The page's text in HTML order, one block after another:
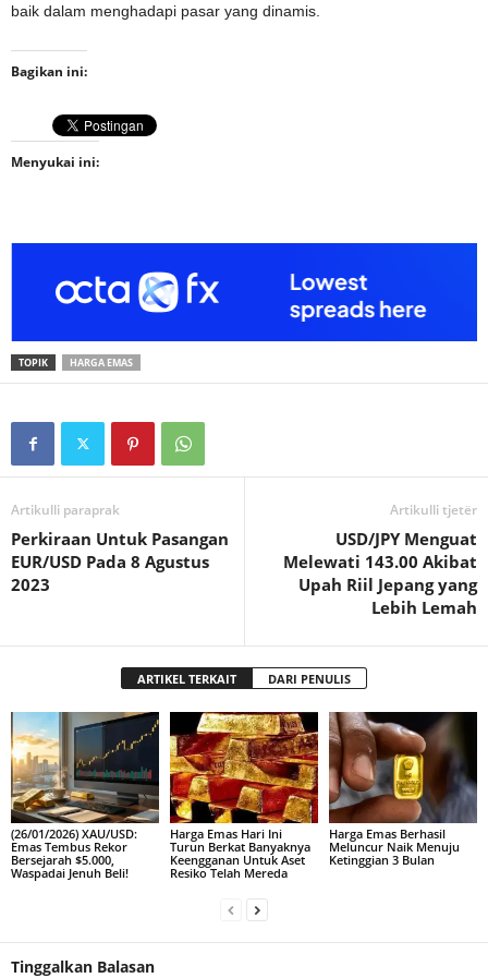
baik dalam menghadapi pasar yang dinamis.
Bagikan ini:
Menyukai ini:
TOPIK HARGA EMAS
Artikulli paraprak
Perkiraan Untuk Pasangan
EUR/USD Pada 8 Agustus
2023
Artikulli tjetër
USD/JPY Menguat
Melewati 143.00 Akibat
Upah Riil Jepang yang
Lebih Lemah
ARTIKEL TERKAIT DARI PENULIS
(26/01/2026) XAU/USD:
Emas Tembus Rekor
Bersejarah $5.000,
Waspadai Jenuh Beli!
Harga Emas Hari Ini
Turun Berkat Banyaknya
Keengganan Untuk Aset
Resiko Telah Mereda
Harga Emas Berhasil
Meluncur Naik Menuju
Ketinggian 3 Bulan
Tinggalkan Balasan